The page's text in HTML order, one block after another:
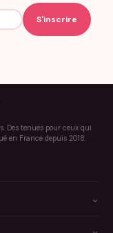
Des tenues pour ceux qui
en France depuis 2018.